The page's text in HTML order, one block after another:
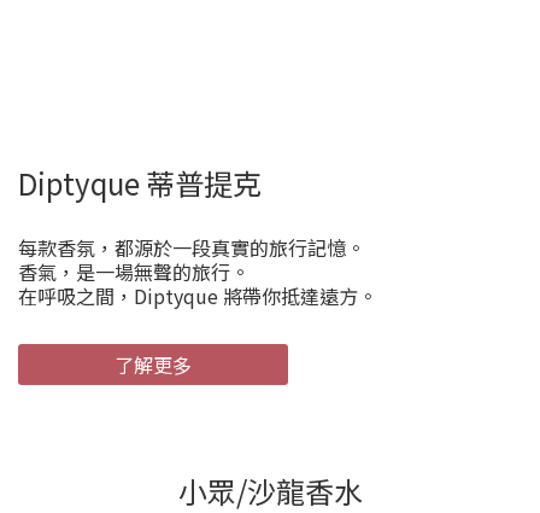
Diptyque 蒂普提克
每款香氛，都源於一段真實的旅行記憶。
香氣，是一場無聲的旅行。
在呼吸之間，Diptyque 將帶你抵達遠方。
了解更多
小眾/沙龍香水